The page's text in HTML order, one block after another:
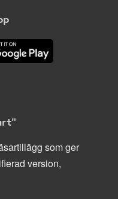
som ger
version,